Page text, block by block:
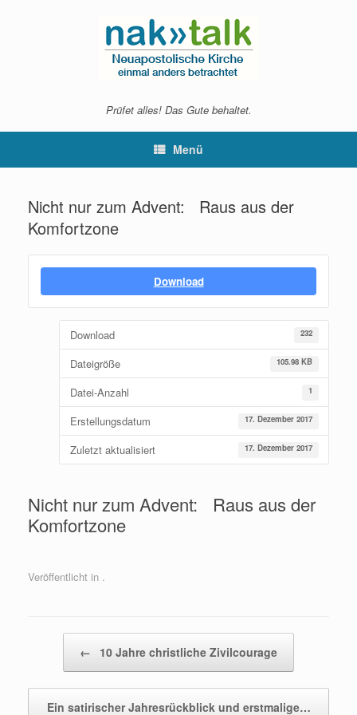
Prüfet alles! Das Gute behaltet.
Menü
Nicht nur zum Advent: Raus aus der
Komfortzone
Download
Download 232
Dateigröße 105.98 KB
Datei-Anzahl 1
Erstellungsdatum 17. Dezember 2017
Zuletzt aktualisiert 17. Dezember 2017
Nicht nur zum Advent: Raus aus der
Komfortzone
Veröffentlicht in .
← 10 Jahre christliche Zivilcourage
Ein satirischer Jahresrückblick und erstmalige…